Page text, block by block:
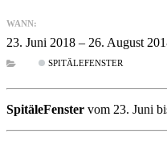
WANN:
23. Juni 2018 – 26. August
SPITÄLEFENSTER
SpitäleFenster vom 23. Juni